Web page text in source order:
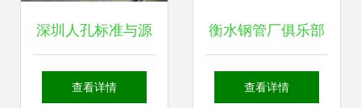
深圳人孔标准与源
益管道 以客户为中
查看详情
衡水钢管厂俱乐部
的钢铁记忆 钢压延
查看详情